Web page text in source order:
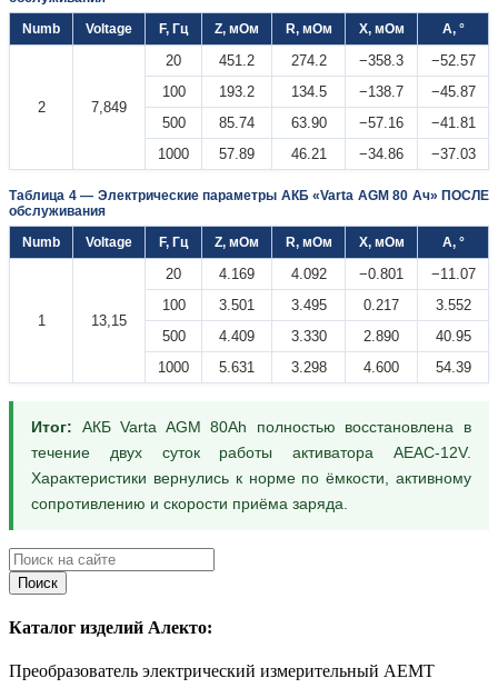
Numb
Voltage F, Гц Z, мОм R, мОм X, мОм A, °
2 7,849
20 451.2 274.2 −358.3
−52.57
100
193.2 134.5 −138.7
−45.87
500
85.74 63.90 −57.16
−41.81
1000
57.89 46.21 −34.86 −37.03
Таблица 4 — Электрические параметры АКБ «Varta AGM 80 Ач» ПОСЛЕ
обслуживания
Numb
Voltage F, Гц Z, мОм R, мОм X, мОм A, °
1 13,15
20 4.169 4.092 −0.801
−11.07
100
3.501 3.495 0.217
3.552
500
4.409 3.330 2.890
40.95
1000
5.631 3.298 4.600 54.39
Итог: АКБ Varta AGM 80Ah полностью восстановлена в
течение двух суток работы активатора AEAC-12V.
Характеристики вернулись к норме по ёмкости, активному
сопротивлению и скорости приёма заряда.
Поиск
Каталог изделий Алекто:
Преобразователь электрический измерительный АЕМТ